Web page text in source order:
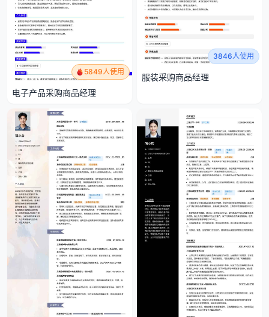
5849人使用
电子产品采购商品经理
3846人使用
服装采购商品经理